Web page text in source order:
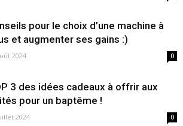
pour le choix d’une machine à
et augmenter ses gains :)
2024 0
3 des idées cadeaux à offrir aux
pour un baptême !
2024 0